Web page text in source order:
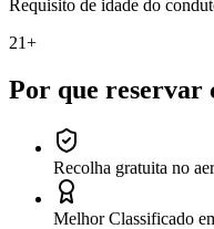
Requisito de idade do
21+
Por que reservar
Recolha gratuita no
Melhor Classificado